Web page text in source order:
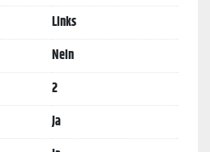
Links
Nein
2
Ja